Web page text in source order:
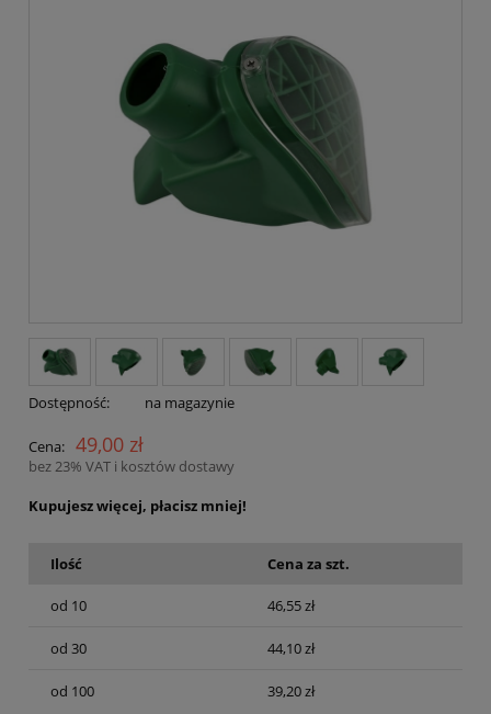
Dostępność: na magazynie
Cena: 49,00 zł
bez 23% VAT i kosztów dostawy
Kupujesz więcej, płacisz mniej!
Ilość Cena za szt.
od 10 46,55 zł
od 30 44,10 zł
od 100 39,20 zł